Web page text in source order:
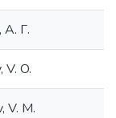
А. Г.
V. O.
V. M.